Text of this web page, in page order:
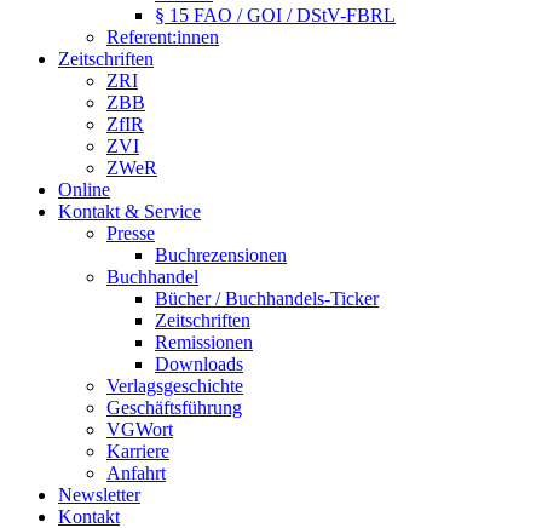
§ 15 FAO / GOI / DStV-FBRL
Referent:innen
Zeitschriften
ZRI
ZBB
ZfIR
ZVI
ZWeR
Online
Kontakt & Service
Presse
Buchrezensionen
Buchhandel
Bücher / Buchhandels-Ticker
Zeitschriften
Remissionen
Downloads
Verlagsgeschichte
Geschäftsführung
VGWort
Karriere
Anfahrt
Newsletter
Kontakt